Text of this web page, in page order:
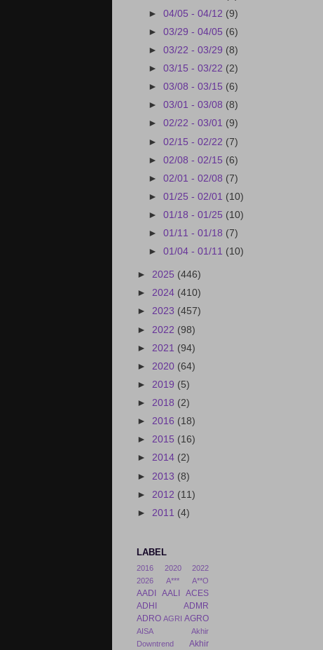
►04/05 - 04/12 (9)
►03/29 - 04/05 (6)
►03/22 - 03/29 (8)
►03/15 - 03/22 (2)
►03/08 - 03/15 (6)
►03/01 - 03/08 (8)
►02/22 - 03/01 (9)
►02/15 - 02/22 (7)
►02/08 - 02/15 (6)
►02/01 - 02/08 (7)
►01/25 - 02/01 (10)
►01/18 - 01/25 (10)
►01/11 - 01/18 (7)
►01/04 - 01/11 (10)
► 2025 (446)
► 2024 (410)
► 2023 (457)
► 2022 (98)
► 2021 (94)
► 2020 (64)
► 2019 (5)
► 2018 (2)
► 2016 (18)
► 2015 (16)
► 2014 (2)
► 2013 (8)
► 2012 (11)
► 2011 (4)
LABEL
2016 2020
2022
2026
A*** A**O
AADI AALI
ACES
ADHI
ADMR
ADRO AGRI AGRO
AISA
Akhir
Downtrend
Akhir